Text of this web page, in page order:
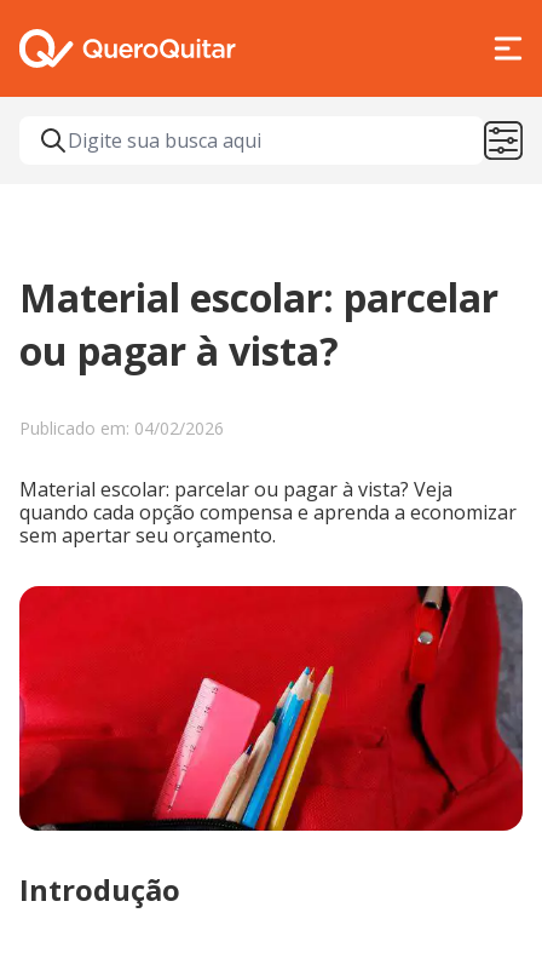
Material escolar: parcelar
ou pagar à vista?
Publicado em: 04/02/2026
Material escolar: parcelar ou pagar à vista? Veja
quando cada opção compensa e aprenda a economizar
sem apertar seu orçamento.
Introdução